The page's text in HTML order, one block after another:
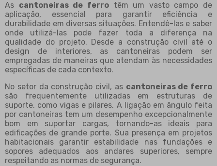
As cantoneiras de ferrotêm um vasto campo de
aplicação, essencial para garantir eficiência e
durabilidade em diversas situações. Entendê-las e saber
onde utilizá-las pode fazer toda a diferença na
qualidade do projeto. Desde a construção civil até o
design de interiores, as cantoneiras podem ser
empregadas de maneiras que atendam às necessidades
específicas de cada contexto.
No setor da construção civil, as cantoneiras de ferro
são frequentemente utilizadas em estruturas de
suporte, como vigas e pilares. A ligação em ângulo feita
por cantoneiras tem um desempenho excepcionalmente
bom em suportar cargas, tornando-as ideais para
edificações de grande porte. Sua presença em projetos
habitacionais garantir estabilidade nas fundações e
sopores adequados aos andares superiores, sempre
respeitando as normas de segurança.